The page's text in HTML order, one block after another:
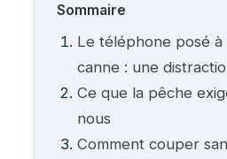
Sommaire
Le téléphone posé à
canne : une
Ce que la pêche
nous
Comment couper